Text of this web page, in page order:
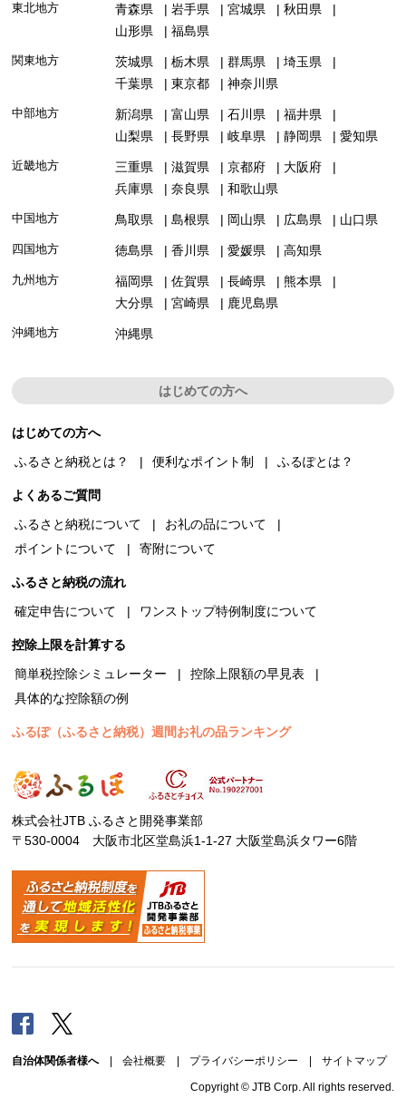
東北地方 青森県 岩手県 宮城県
秋田県
山形県
福島県
関東地方 茨城県 栃木県 群馬県
埼玉県
千葉県
東京都 神奈川県
中部地方 新潟県 富山県 石川県
福井県
山梨県
長野県 岐阜県 静岡県 愛知県
近畿地方 三重県 滋賀県 京都府
大阪府
兵庫県
奈良県 和歌山県
中国地方 鳥取県 島根県 岡山県 広島県 山口県
四国地方 徳島県 香川県 愛媛県 高知県
九州地方 福岡県 佐賀県 長崎県
熊本県
大分県
宮崎県 鹿児島県
沖縄地方 沖縄県
はじめての方へ
はじめての方へ
ふるさと納税とは？
便利なポイント制 ふるぽとは？
よくあるご質問
ふるさと納税について
お礼の品について
ポイントについて
寄附について
ふるさと納税の流れ
確定申告について
ワンストップ特例制度について
控除上限を計算する
簡単税控除シミュレーター
控除上限額の早見表
具体的な控除額の例
ふるぽ（ふるさと納税）週間お礼の品ランキング
株式会社JTB ふるさと開発事業部
〒530-0004 大阪市北区堂島浜1-1-27 大阪堂島浜タワー6階
Facebook
自治体関係者様へ| 会社概要 プライバシーポリシー サイトマップ
Copyright © JTB Corp. All rights reserved.